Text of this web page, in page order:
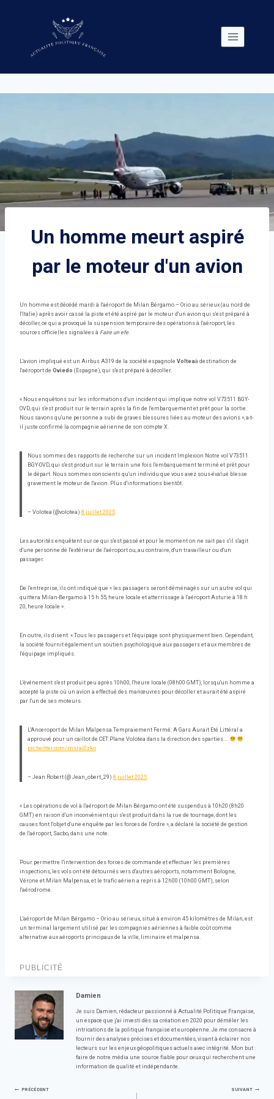
Un homme meurt aspiré
par le moteur d'un avion
Un homme est décédé mardi à l'aéroport de Milan Bérgamo – Orio au sérieux (au nord de
l'Italie) après avoir cassé la piste et été aspiré par le moteur d'un avion qui s'est préparé à
décoller, ce qui a provoqué la suspension temporaire des opérations à l'aéroport, les
sources officielles signalées à Faire un efe.
L'avion impliqué est un Airbus A319 de la société espagnole Volteaà destination de
l'aéroport de Oviedo (Espagne), qui s'est préparé à décoller.
« Nous enquêtons sur les informations d'un incident qui implique notre vol V73511 BGY-
OVD, qui s'est produit sur le terrain après la fin de l'embarquement et prêt pour la sortie.
Nous savons qu'une personne a subi de graves blessures liées au moteur des avions », a-t-
il juste confirmé la compagnie aérienne de son compte X.
Nous sommes des rapports de recherche sur un incident Implexion Notre vol V73511
BGY-OVD, qui s'est produit sur le terrain une fois l'embarquement terminé et prêt pour
le départ. Nous sommes conscients qu'un individu que vous avez sous-évalué blesse
gravement le moteur de l'avion. Plus d'informations bientôt.
– Volotea (@volotea) 8 juillet 2025
Les autorités enquêtent sur ce qui s'est passé et pour le moment on ne sait pas s'il s'agit
d'une personne de l'extérieur de l'aéroport ou, au contraire, d'un travailleur ou d'un
passager.
De l'entreprise, ils ont indiqué que « les passagers seront déménagés sur un autre vol qui
quittera Milan-Bergamo à 15 h 55, heure locale et atterrissage à l'aéroport Asturie à 18 h
20, heure locale ».
En outre, ils disent: « Tous les passagers et l'équipage sont physiquement bien. Cependant,
la société fournit également un soutien psychologique aux passagers et aux membres de
l'équipage impliqués.
L'événement s'est produit peu après 10h00, l'heure locale (08h00 GMT), lorsqu'un homme a
accepté la piste où un avion a effectué des manœuvres pour décoller et aurait été aspiré
par l'un de ses moteurs.
L'Anceroport de Milan Malpensa Tempraiement Fermé: A Gars Aurait Eté Littéral a
approuvé pour un caillot de CET Plane Volotea dans la direction des sparties …
pic.twitter.com/xnsrai0zko
– Jean Robert (@ Jean_obert_29) 8 juillet 2025
« Les opérations de vol à l'aéroport de Milan Bérgamo ont été suspendus à 10h20 (8h20
GMT) en raison d'un inconvénient qui s'est produit dans la rue de tournage, dont les
causes font l'objet d'une enquête par les forces de l'ordre », a déclaré la société de gestion
de l'aéroport, Sacbo, dans une note.
Pour permettre l'intervention des forces de commande et effectuer les premières
inspections, les vols ont été détournés vers d'autres aéroports, notamment Bologne,
Vérone et Milan Malpensa, et le trafic aérien a repris à 12h00 (10h00 GMT), selon
l'aérodrome.
L'aéroport de Milan Bérgamo – Orio au sérieux, situé à environ 45 kilomètres de Milan, est
un terminal largement utilisé par les compagnies aériennes à faible coût comme
alternative aux aéroports principaux de la ville, liminaire et malpensa.
PUBLICITÉ
Damien
Je suis Damien, rédacteur passionné à Actualité Politique Française,
un espace que j'ai investi dès sa création en 2020 pour démêler les
intrications de la politique française et européenne. Je me consacre à
fournir des analyses précises et documentées, visant à éclairer nos
lecteurs sur les enjeux géopolitiques actuels avec intégrité. Mon but :
faire de notre média une source fiable pour ceux qui recherchent une
information de qualité et indépendante.
PRÉCÉDENT SUIVANT